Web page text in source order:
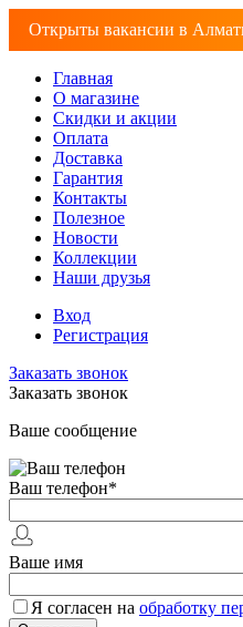
Открыты вакансии в
Главная
О магазине
Скидки и акции
Оплата
Доставка
Гарантия
Контакты
Полезное
Новости
Коллекции
Наши друзья
Вход
Регистрация
Заказать звонок
Заказать звонок
Ваше сообщение
Ваш телефон*
Ваше имя
Я согласен на обработку